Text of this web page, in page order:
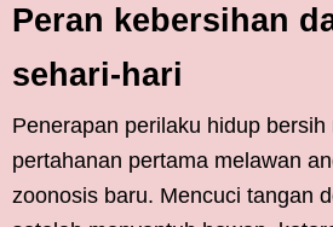
Peran kebersihan
sehari-hari
Penerapan perilaku hidup
pertahanan pertama melawan
zoonosis baru. Mencuci tangan